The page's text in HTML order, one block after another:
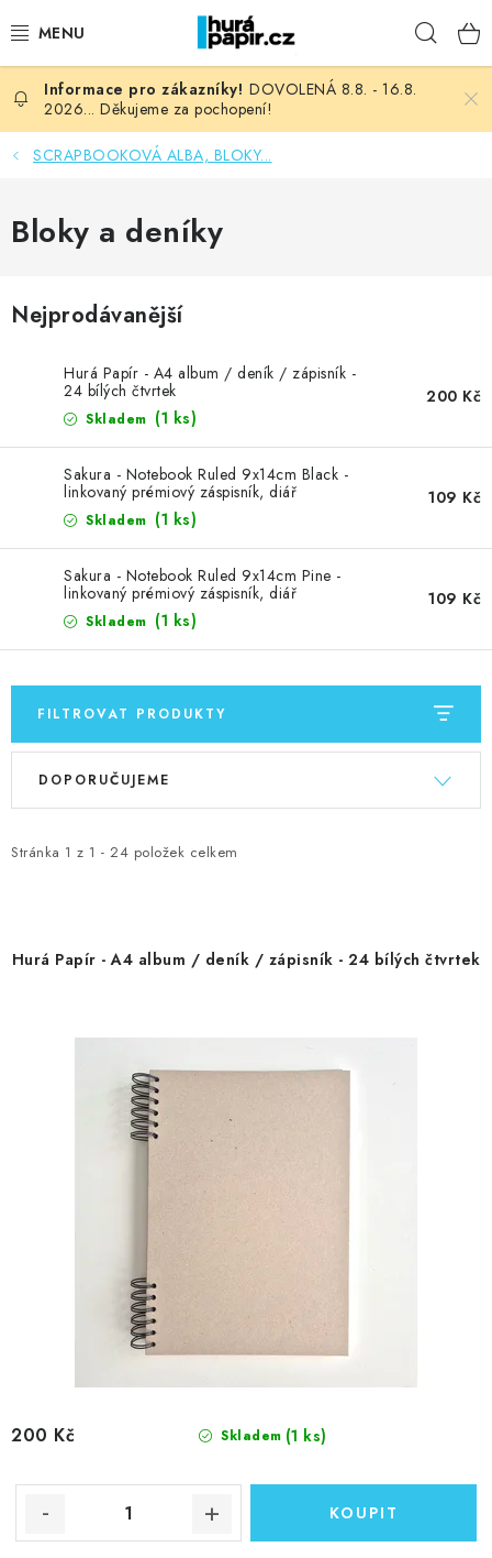
na
NOVINKY
HURÁ DÍLNA
KURZY NATY LYSAK
OBLÍBENÉ ♥️
MOJE OBJEDNÁVKA
ZNAČKY
Doprava Kontakty Moje objednávka
Hodnocení obchodu
Obchodní podmínky
Podmínky ochrany osobních údajů
Ověřování recenzí
Jak nakupovat
DOVOLENÁ 8.8. - 16.8.
2026... Děkujeme za pochopení!
SCRAPBOOKOVÁ ALBA, BLOKY...
Bloky a deníky
Nejprodávanější
Hurá Papír - A4 album / deník / zápisník -
24 bílých čtvrtek
Skladem (1 ks)
200 Kč
Sakura - Notebook Ruled 9x14cm Black -
linkovaný prémiový záspisník, diář
Skladem (1 ks)
109 Kč
Sakura - Notebook Ruled 9x14cm Pine -
linkovaný prémiový záspisník, diář
Skladem (1 ks)
109 Kč
FILTROVAT PRODUKTY
V
i
r
Stránka 1 z 1 - 24 položek celkem
Ř
e
p
DOPORUČUJEME
Hurá Papír - A4 album / deník / zápisník - 24 bílých čtvrtek
Skladem (1 ks)
200 Kč